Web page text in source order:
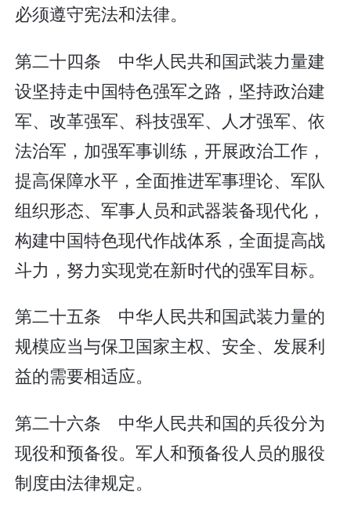
必须遵守宪法和法律。
第二十四条 中华人民共和国武装力量建
设坚持走中国特色强军之路，坚持政治建
军、改革强军、科技强军、人才强军、依
法治军，加强军事训练，开展政治工作，
提高保障水平，全面推进军事理论、军队
组织形态、军事人员和武器装备现代化，
构建中国特色现代作战体系，全面提高战
斗力，努力实现党在新时代的强军目标。
第二十五条 中华人民共和国武装力量的
规模应当与保卫国家主权、安全、发展利
益的需要相适应。
第二十六条 中华人民共和国的兵役分为
现役和预备役。军人和预备役人员的服役
制度由法律规定。